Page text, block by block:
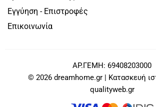
Εγγύηση - Επιστροφές
Επικοινωνία
ΑΡ.ΓΕΜΗ: 69408203000
© 2026 dreamhome.gr | Κατασκευή
qualityweb.gr